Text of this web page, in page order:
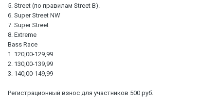
5. Street (по правилам Street B).
6. Super Street NW
7. Super Street
8. Extreme
Bass Race
1. 120,00-129,99
2. 130,00-139,99
3. 140,00-149,99
Регистрационный взнос для участников 500 руб.